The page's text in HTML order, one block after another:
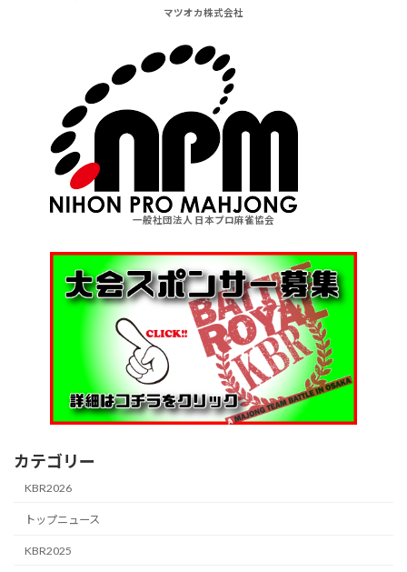
マツオカ株式会社
一般社団法人 日本プロ麻雀協会
カテゴリー
KBR2026
トップニュース
KBR2025